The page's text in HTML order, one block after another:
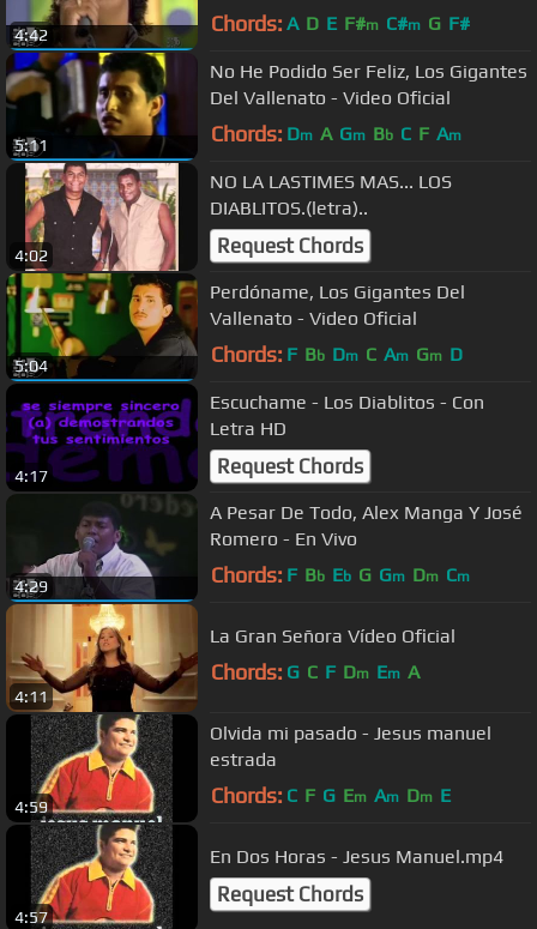
4:42 Chords: A D E F#m C#m G F#
5:11
No He Podido Ser Feliz, Los Gigantes
Del Vallenato - Video Oficial
Chords: Dm A Gm Bb C F Am
4:02
NO LA LASTIMES MAS... LOS
DIABLITOS.(letra)..
Request Chords
5:04
Perdóname, Los Gigantes Del
Vallenato - Video Oficial
Chords: F Bb Dm C Am Gm D
4:17
Escuchame - Los Diablitos - Con
Letra HD
Request Chords
4:29
A Pesar De Todo, Alex Manga Y José
Romero - En Vivo
Chords: F Bb Eb G Gm Dm Cm
4:11
La Gran Señora Vídeo Oficial
Chords: G C F Dm Em A
4:59
Olvida mi pasado - Jesus manuel
estrada
Chords: C F G Em Am Dm E
4:57
En Dos Horas - Jesus Manuel.mp4
Request Chords